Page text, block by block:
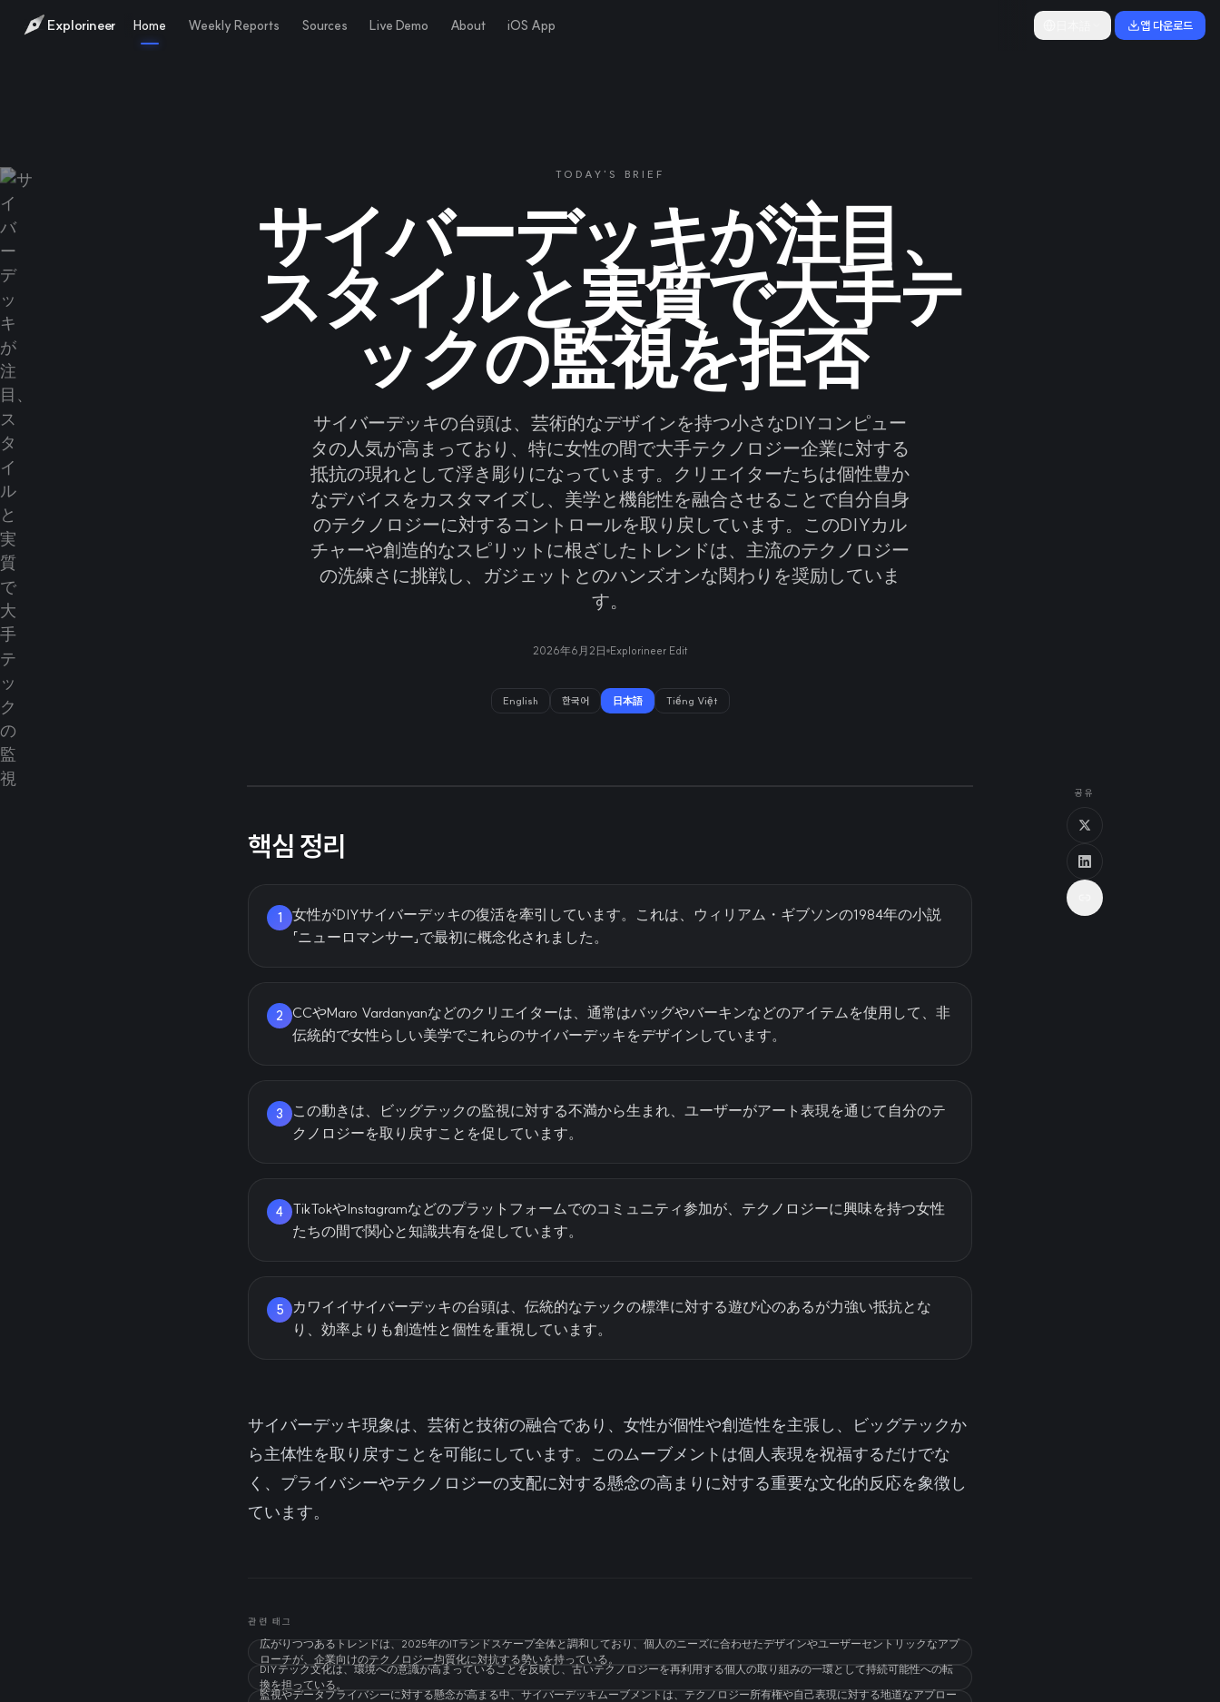
Explorineer Home Weekly Reports Sources Live Demo About iOS App 앱 다운로드
TODAY'S BRIEF
サイバーデッキが注目、
スタイルと実質で大手テ
ックの監視を拒否
サイバーデッキの台頭は、芸術的なデザインを持つ小さなDIYコンピュー
タの人気が高まっており、特に女性の間で大手テクノロジー企業に対する
抵抗の現れとして浮き彫りになっています。クリエイターたちは個性豊か
なデバイスをカスタマイズし、美学と機能性を融合させることで自分自身
のテクノロジーに対するコントロールを取り戻しています。このDIYカル
チャーや創造的なスピリットに根ざしたトレンドは、主流のテクノロジー
の洗練さに挑戦し、ガジェットとのハンズオンな関わりを奨励していま
す。
2026年6月2日 Explorineer Edit
English 한국어 日本語 Tiếng Việt
핵심 정리
1
女性がDIYサイバーデッキの復活を牽引しています。これは、ウィリアム・ギブソンの1984年の小説
「ニューロマンサー」で最初に概念化されました。
2
CCやMaro Vardanyanなどのクリエイターは、通常はバッグやバーキンなどのアイテムを使用して、非
伝統的で女性らしい美学でこれらのサイバーデッキをデザインしています。
3
この動きは、ビッグテックの監視に対する不満から生まれ、ユーザーがアート表現を通じて自分のテ
クノロジーを取り戻すことを促しています。
4
TikTokやInstagramなどのプラットフォームでのコミュニティ参加が、テクノロジーに興味を持つ女性
たちの間で関心と知識共有を促しています。
5
カワイイサイバーデッキの台頭は、伝統的なテックの標準に対する遊び心のあるが力強い抵抗とな
り、効率よりも創造性と個性を重視しています。
サイバーデッキ現象は、芸術と技術の融合であり、女性が個性や創造性を主張し、ビッグテックか
ら主体性を取り戻すことを可能にしています。このムーブメントは個人表現を祝福するだけでな
く、プライバシーやテクノロジーの支配に対する懸念の高まりに対する重要な文化的反応を象徴し
ています。
관련 태그
広がりつつあるトレンドは、2025年のITランドスケープ全体と調和しており、個人のニーズに合わせたデザインやユーザーセントリックなアプ
ローチが、企業向けのテクノロジー均質化に対抗する勢いを持っている。
DIYテック文化は、環境への意識が高まっていることを反映し、古いテクノロジーを再利用する個人の取り組みの一環として持続可能性への転
換を担っている。
監視やデータプライバシーに対する懸念が高まる中、サイバーデッキムーブメントは、テクノロジー所有権や自己表現に対する地道なアプロー
공유